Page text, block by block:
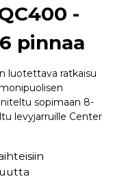
-
pinnaa
luotettava ratkaisu
sopimaan 8-
levyjarruille Center